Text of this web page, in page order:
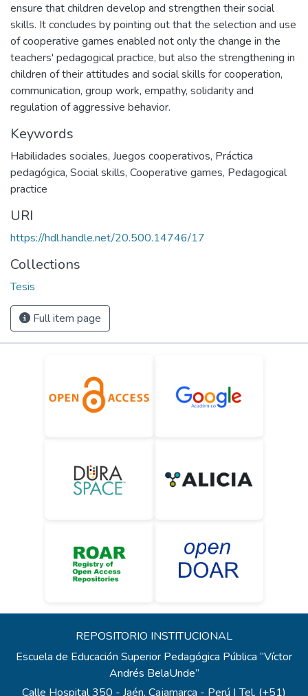
ensure that children develop and strengthen their social
skills. It concludes by pointing out that the selection and use
of cooperative games enabled not only the change in the
teachers' pedagogical practice, but also the strengthening in
children of their attitudes and social skills for cooperation,
communication, group work, empathy, solidarity and
regulation of aggressive behavior.
Keywords
Habilidades sociales, Juegos cooperativos, Práctica
pedagógica, Social skills, Cooperative games, Pedagogical
practice
URI
https://hdl.handle.net/20.500.14746/17
Collections
Tesis
Full item page
REPOSITORIO INSTITUCIONAL
Escuela de Educación Superior Pedagógica Pública “Víctor
Andrés BelaUnde”
Calle Hospital 350 - Jaén, Cajamarca - Perú | Tel. (+51)